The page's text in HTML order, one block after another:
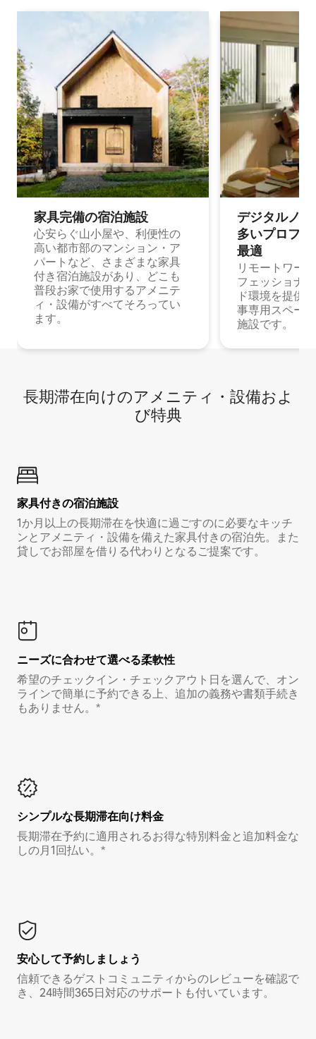
家具完備の宿⁠泊⁠施⁠設
心安らぐ山小屋や、利便性の
高い都市部のマンション・ア
パートなど、さまざまな家具
付き宿泊施設があり、どこも
普段お家で使用するアメニテ
ィ・設備がすべてそろってい
ます。
デジタルノ
多⁠いプ⁠ロ⁠フ⁠
最⁠適
リモートワー
フェッショナ
ド環境を提供
事専用スペー
施設です。
長期滞在向け⁠のア⁠メ⁠ニ⁠テ⁠ィ⁠・設⁠備⁠およ
び特⁠典
家具付き⁠の宿⁠泊⁠施⁠設
1か月以上の長期滞在を快適に過ごすのに必要なキッチ
ンとアメニティ・設備を備えた家具付きの宿泊先。また
貸しでお部屋を借りる代わりとなるご提案です。
ニーズに合わせて選べる柔軟性
希望のチェックイン・チェックアウト日を選んで、オン
ラインで簡単に予約できる上、追加の義務や書類手続き
もありません。*
シンプルな長期滞在向け料金
長期滞在予約に適用されるお得な特別料金と追加料金な
しの月1回払い。*
安心して予約しましょう
信頼できるゲストコミュニティからのレビューを確認で
き、24時間365日対応のサポートも付いています。